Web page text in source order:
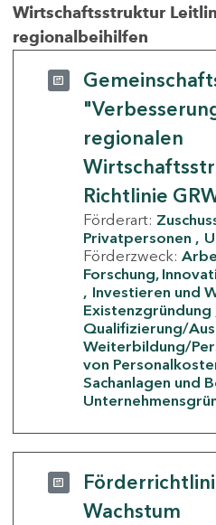
Wirtschaftsstruktur
regionalbeihilfen
regionalen
Richtlinie
Förderart:
Privatpersonen
Förderzweck:
Forschung,
Investieren und
Existenzgründung
Qualifizierung/
Weiterbildung/
von
Sachanlagen und
Wachstum